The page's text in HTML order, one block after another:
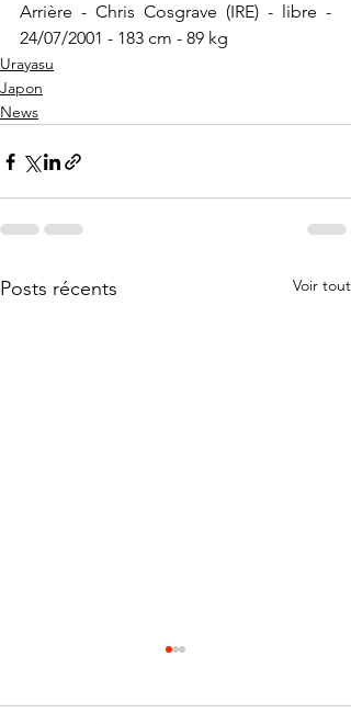
Arrière - Chris Cosgrave (IRE) - libre -
24/07/2001 - 183 cm - 89 kg
Urayasu
Japon
News
Posts récents Voir tout